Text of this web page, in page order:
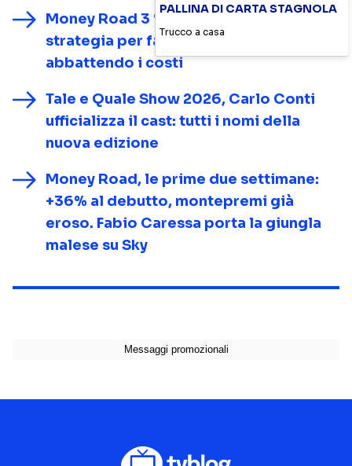
Money Road 3 “congelato” da Sky: la
strategia per farlo tornare in palinsesto
abbattendo i costi
Tale e Quale Show 2026, Carlo Conti
ufficializza il cast: tutti i nomi della
nuova edizione
Money Road, le prime due settimane:
+36% al debutto, montepremi già
eroso. Fabio Caressa porta la giungla
malese su Sky
PALLINA DI CARTA STAGNOLA
Trucco a casa